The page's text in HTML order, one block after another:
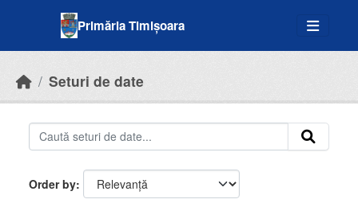
Primăria Timișoara
Seturi de date
Order by